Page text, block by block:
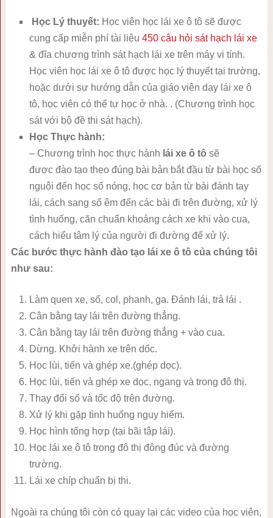
Học Lý thuyết: Học viên học lái xe ô tô sẽ được
cung cấp miễn phí tài liệu 450 câu hỏi sát hạch lái xe
& đĩa chương trình sát hạch lái xe trên máy vi tính.
Học viên học lái xe ô tô được học lý thuyết tại trường,
hoặc dưới sự hướng dẫn của giáo viên dạy lái xe ô
tô, học viên có thể tự học ở nhà. . (Chương trình học
sát với bộ đề thi sát hạch).
Học Thực hành:
– Chương trình học thực hành lái xe ô tô sẽ
được đào tạo theo đúng bài bản bắt đầu từ bài học số
nguội đến học số nóng, học cơ bản từ bài đánh tay
lái, cách sang số êm đến các bài đi trên đường, xử lý
tình huống, căn chuẩn khoảng cách xe khi vào cua,
cách hiểu tâm lý của người đi đường để xử lý.
Các bước thực hành đào tạo lái xe ô tô của chúng tôi
như sau:
Làm quen xe, số, col, phanh, ga. Đánh lái, trả lái .
Cân bằng tay lái trên đường thẳng.
Cân bằng tay lái trên đường thẳng + vào cua.
Dừng. Khởi hành xe trên dốc.
Học lùi, tiến và ghép xe.(ghép dọc).
Học lùi, tiến và ghép xe dọc, ngang và trong đô thị.
Thay đổi số và tốc độ trên đường.
Xử lý khi gặp tình huống nguy hiểm.
Học hình tổng hợp (tại bãi tập lái).
Học lái xe ô tô trong đô thị đông đúc và đường
trường.
Lái xe chíp chuẩn bị thi.
Ngoài ra chúng tôi còn có quay lại các video của học viên,